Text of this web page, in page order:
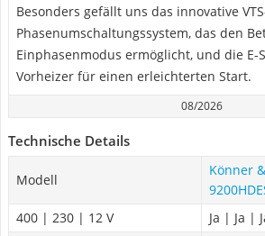
Besonders gefällt uns das innovative
Phasenumschaltungssystem, das den
Einphasenmodus ermöglicht, und die E-
Vorheizer für einen erleichterten Start.
08/2026
Technische Details
Modell
Könner
400 | 230 | 12 V
Ja | Ja |